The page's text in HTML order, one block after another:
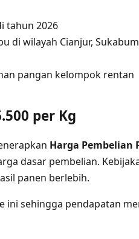
tahun 2026
di wilayah Cianjur,
pangan kelompok rentan
per Kg
Harga Pembelian
dasar pembelian.
panen berlebih.
ini sehingga pendapatan